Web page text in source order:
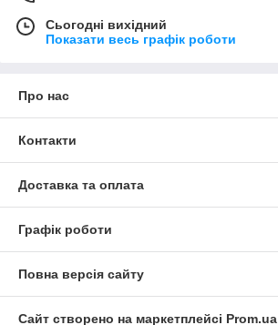
Сьогодні вихідний
Показати весь графік роботи
Про нас
Контакти
Доставка та оплата
Графік роботи
Повна версія сайту
Сайт створено на маркетплейсі Prom.ua